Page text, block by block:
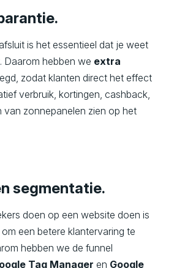
is het essentieel dat je weet
hebben we extra
zodat klanten direct het effect
verbruik, kortingen, cashback,
van zonnepanelen zien op het
segmentatie.
doen op een website doen is
een betere klantervaring te
hebben we de funnel
Tag Manager en Google